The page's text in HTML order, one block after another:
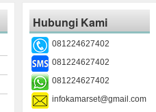
Hubungi Kami
081224627402
081224627402
081224627402
infokamarset@gmail.com